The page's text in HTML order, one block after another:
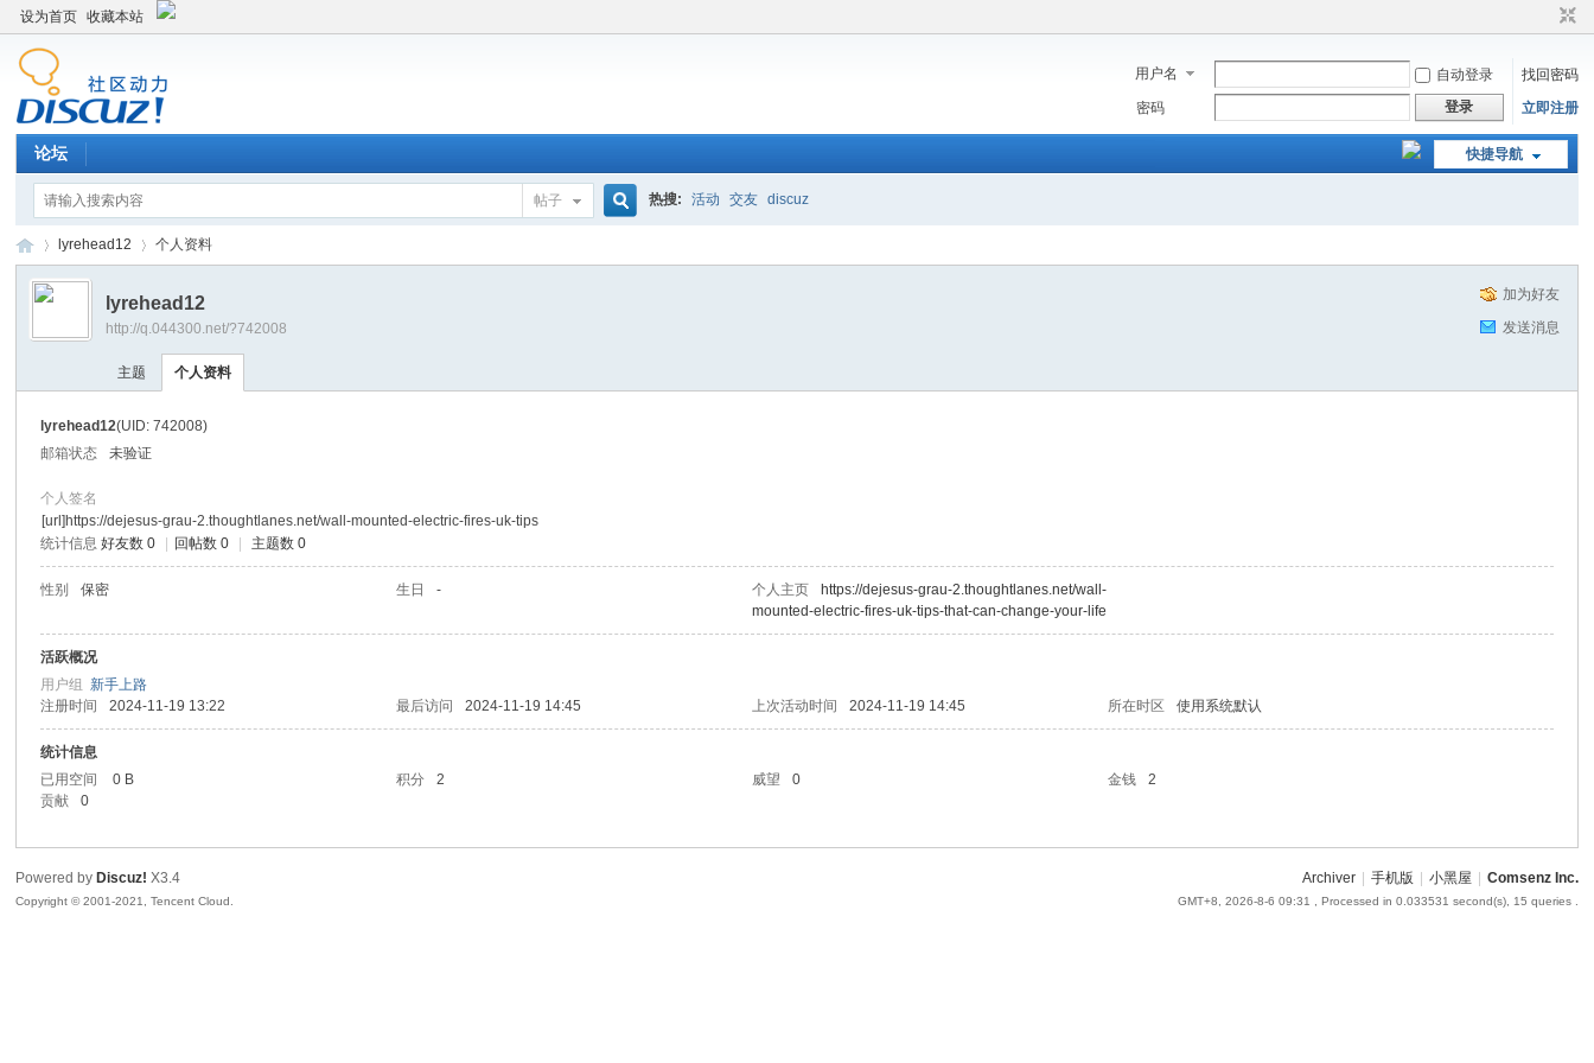
设为首页 收藏本站
用户名 自动登录
找回密码
密码
登录 立即注册
快捷导航
论坛
帖子 热搜: 活动 交友 discuz
›
lyrehead12 个人资料
加为好友
发送消息
lyrehead12
http://q.044300.net/?742008
主题 个人资料
lyrehead12(UID: 742008)
邮箱状态
未验证
个人签名
[url]https://dejesus-grau-2.thoughtlanes.net/wall-mounted-electric-fires-uk-tips
统计信息 好友数 0 回帖数 0 主题数 0
性别 保密 生日 - 个人主页
https://dejesus-grau-2.thoughtlanes.net/wall-
mounted-electric-fires-uk-tips-that-can-change-your-life
活跃概况
用户组新手上路
注册时间
2024-11-19 13:22 最后访问 2024-11-19 14:45 上次活动时间 2024-11-19 14:45 所在时区 使用系统默认
统计信息
已用空间
0 B 积分 2 威望 0 金钱
2
贡献
0
Archiver 手机版 小黑屋 Comsenz Inc.
GMT+8, 2026-8-6 09:31 , Processed in 0.033531 second(s), 15 queries .
Powered by Discuz! X3.4
Copyright © 2001-2021, Tencent Cloud.